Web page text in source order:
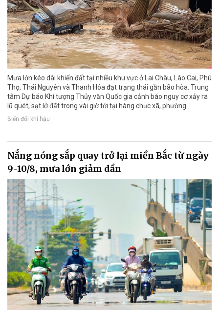
Mưa lớn kéo dài khiến đất tại nhiều khu vực ở Lai Châu, Lào Cai, Phú
Thọ, Thái Nguyên và Thanh Hóa đạt trạng thái gần bão hòa. Trung
tâm Dự báo Khí tượng Thủy văn Quốc gia cảnh báo nguy cơ xảy ra
lũ quét, sạt lở đất trong vài giờ tới tại hàng chục xã, phường.
Biến đổi khí hậu
Nắng nóng sắp quay trở lại miền Bắc từ ngày
9-10/8, mưa lớn giảm dần